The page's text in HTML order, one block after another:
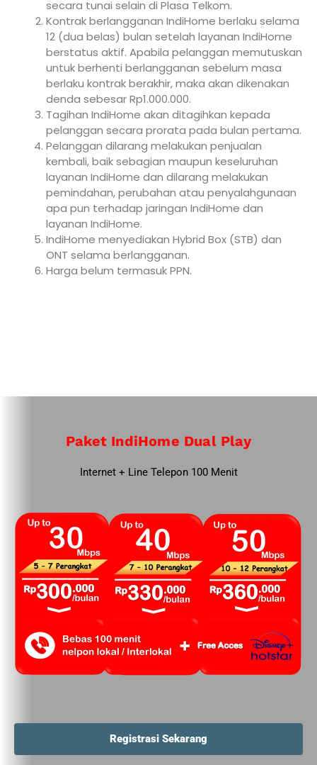
secara tunai selain di Plasa Telkom.
Kontrak berlangganan IndiHome berlaku selama
12 (dua belas) bulan setelah layanan IndiHome
berstatus aktif. Apabila pelanggan memutuskan
untuk berhenti berlangganan sebelum masa
berlaku kontrak berakhir, maka akan dikenakan
denda sebesar Rp1.000.000.
Tagihan IndiHome akan ditagihkan kepada
pelanggan secara prorata pada bulan pertama.
Pelanggan dilarang melakukan penjualan
kembali, baik sebagian maupun keseluruhan
layanan IndiHome dan dilarang melakukan
pemindahan, perubahan atau penyalahgunaan
apa pun terhadap jaringan IndiHome dan
layanan IndiHome.
IndiHome menyediakan Hybrid Box (STB) dan
ONT selama berlangganan.
Harga belum termasuk PPN.
Paket IndiHome Dual Play
Internet + Line Telepon 100 Menit
Registrasi Sekarang